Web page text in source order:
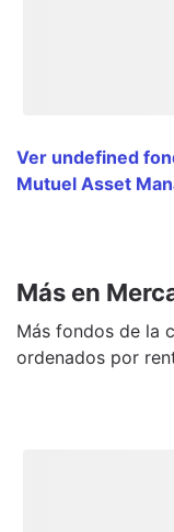
Ver undefined
Mutuel Asset
Más en
Más fondos de la
ordenados por